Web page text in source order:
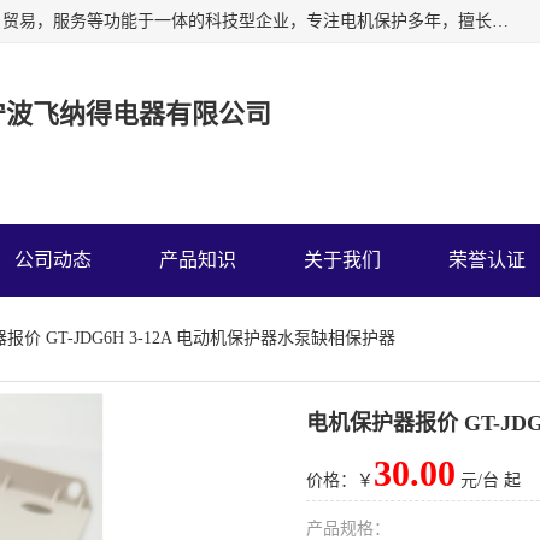
宁波飞纳得电器有限公司以工业电器为主导，集研发，制造，贸易，服务等功能于一体的科技型企业，专注电机保护多年，擅长单片机技术在工业控制、电力电子、汽车电子等领域的应用。主要产品有电机保护器，缺相保护器，相序保护器，电压电流表，浪涌保护器，温控器等我们的使命是通过系统的解决方案为客户创造高的价值，我们也热诚欢迎国内外客户来公司考察交流。
波飞纳得电器有限公司
公司动态 产品知识 关于我们 荣誉认证
价 GT-JDG6H 3-12A 电动机保护器水泵缺相保护器
电机保护器报价 GT-
价格：￥ 30.00 元/台 起
产品规格：